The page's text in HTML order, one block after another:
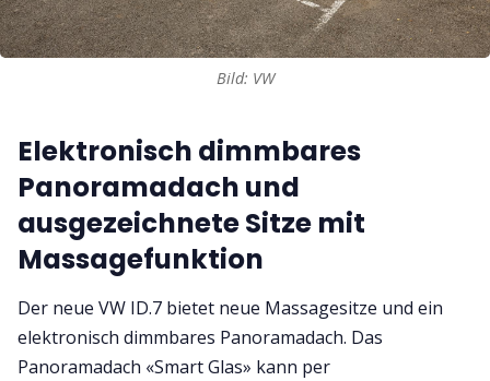
Bild: VW
Elektronisch dimmbares
Panoramadach und
ausgezeichnete Sitze mit
Massagefunktion
Der neue VW ID.7 bietet neue Massagesitze und ein
elektronisch dimmbares Panoramadach. Das
Panoramadach «Smart Glas» kann per